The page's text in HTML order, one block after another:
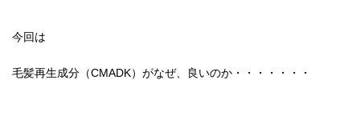
今回は
毛髪再生成分（CMADK）がなぜ、良いのか・・・・・・・